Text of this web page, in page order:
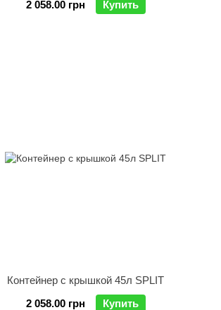
2 058.00 грн
Купить
Контейнер с крышкой 45л SPLIT
2 058.00 грн
Купить